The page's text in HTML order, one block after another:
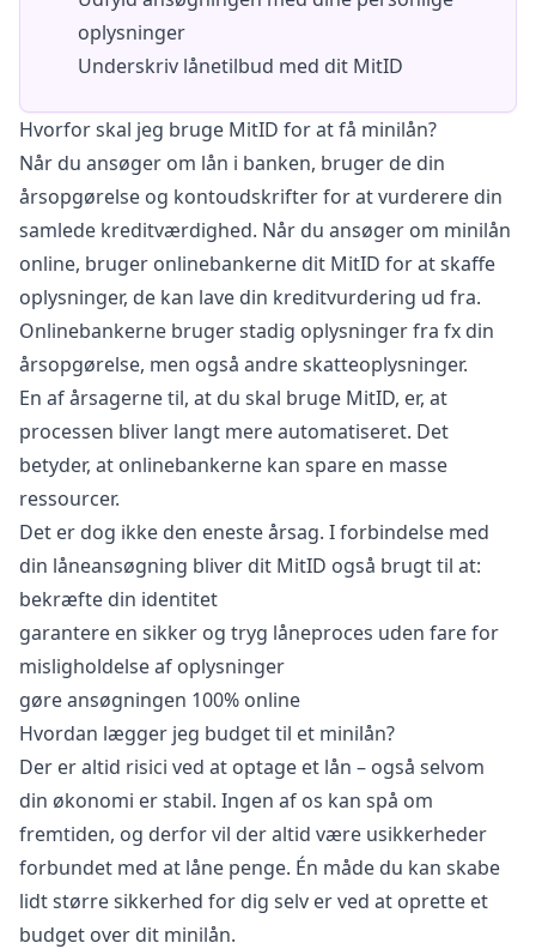
oplysninger
Underskriv lånetilbud med dit MitID
Hvorfor skal jeg bruge MitID for at få minilån?
Når du ansøger om lån i banken, bruger de din
årsopgørelse og kontoudskrifter for at vurderere din
samlede kreditværdighed. Når du ansøger om minilån
online, bruger onlinebankerne dit MitID for at skaffe
oplysninger, de kan lave din kreditvurdering ud fra.
Onlinebankerne bruger stadig oplysninger fra fx din
årsopgørelse, men også andre skatteoplysninger.
En af årsagerne til, at du skal bruge MitID, er, at
processen bliver langt mere automatiseret. Det
betyder, at onlinebankerne kan spare en masse
ressourcer.
Det er dog ikke den eneste årsag. I forbindelse med
din låneansøgning bliver dit MitID også brugt til at:
bekræfte din identitet
garantere en sikker og tryg låneproces uden fare for
misligholdelse af oplysninger
gøre ansøgningen 100% online
Hvordan lægger jeg budget til et minilån?
Der er altid risici ved at optage et lån – også selvom
din økonomi er stabil. Ingen af os kan spå om
fremtiden, og derfor vil der altid være usikkerheder
forbundet med at låne penge. Én måde du kan skabe
lidt større sikkerhed for dig selv er ved at oprette et
budget over dit minilån.